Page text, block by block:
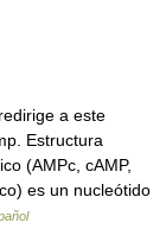
a este
Estructura
(AMPc, cAMP,
es un nucleótido